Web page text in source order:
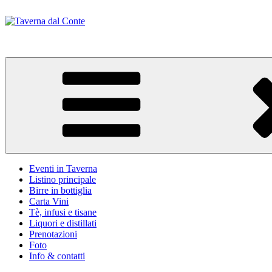
al
Eventi in Taverna
Listino principale
Birre in bottiglia
Carta Vini
Tè, infusi e tisane
Liquori e distillati
Prenotazioni
Foto
Info & contatti